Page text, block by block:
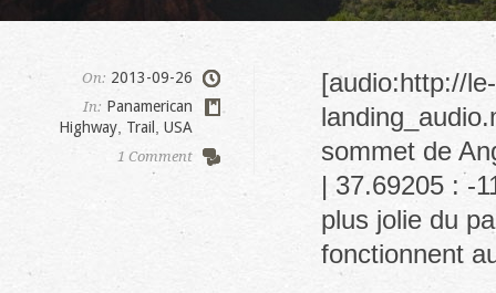
On: 2013-09-26
In: Panamerican
Highway Trail USA
1 Comment
[audio:http://
sommet de
| 37.69205 : -
plus jolie du
fonctionnent